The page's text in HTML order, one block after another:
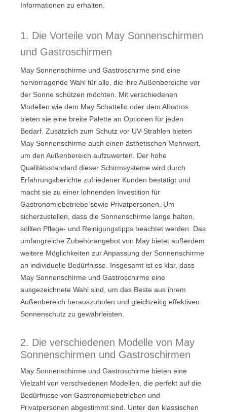
Informationen zu erhalten.
1. Die Vorteile von May Sonnenschirmen
und Gastroschirmen
May Sonnenschirme und Gastroschirme sind eine
hervorragende Wahl für alle, die ihre Außenbereiche vor
der Sonne schützen möchten. Mit verschiedenen
Modellen wie dem May Schattello oder dem Albatros
bieten sie eine breite Palette an Optionen für jeden
Bedarf. Zusätzlich zum Schutz vor UV-Strahlen bieten
May Sonnenschirme auch einen ästhetischen Mehrwert,
um den Außenbereich aufzuwerten. Der hohe
Qualitätsstandard dieser Schirmsysteme wird durch
Erfahrungsberichte zufriedener Kunden bestätigt und
macht sie zu einer lohnenden Investition für
Gastronomiebetriebe sowie Privatpersonen. Um
sicherzustellen, dass die Sonnenschirme lange halten,
sollten Pflege- und Reinigungstipps beachtet werden. Das
umfangreiche Zubehörangebot von May bietet außerdem
weitere Möglichkeiten zur Anpassung der Sonnenschirme
an individuelle Bedürfnisse. Insgesamt ist es klar, dass
May Sonnenschirme und Gastroschirme eine
ausgezeichnete Wahl sind, um das Beste aus ihrem
Außenbereich herauszuholen und gleichzeitig effektiven
Sonnenschutz zu gewährleisten.
2. Die verschiedenen Modelle von May
Sonnenschirmen und Gastroschirmen
May Sonnenschirme und Gastroschirme bieten eine
Vielzahl von verschiedenen Modellen, die perfekt auf die
Bedürfnisse von Gastronomiebetrieben und
Privatpersonen abgestimmt sind. Unter den klassischen